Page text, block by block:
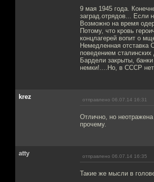
9 мая 1945 года.
заград.отрядов... Если
Возможно на время
Потому, что кровь
концлагерей вопит о
Немедленная отставка
поведением
Бардели закрыты,
немки!....Но, в СССР
krez отправлено 06.07.14 16:31
Отлично, но
прочему.
atty отправлено 06.07.14 16:35
Такие же мысли в